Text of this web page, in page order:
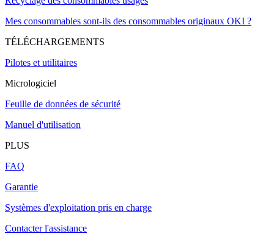
Mes consommables sont-ils des consommables originaux OKI ?
TÉLÉCHARGEMENTS
Pilotes et utilitaires
Micrologiciel
Feuille de données de sécurité
Manuel d'utilisation
PLUS
FAQ
Garantie
Systèmes d'exploitation pris en charge
Contacter l'assistance